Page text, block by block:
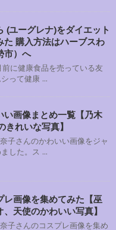
(ユーグレナ)をダイエット
た 購入方法はハーブスわ
市）へ
に健康食品を売っている友
って健康 ...
い画像まとめ一覧【乃木
れいな写真】
子さんのかわいい画像をジャ
した。ス ...
レ画像を集めてみた【巫
天使のかわいい写真】
子さんのコスプレ画像を集め